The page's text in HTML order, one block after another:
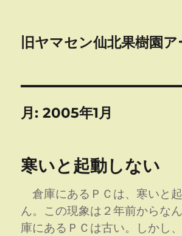
旧ヤマセン仙北果樹園
月:2005年1月
寒いと起動しない
倉庫にあるＰＣは、寒いと
ん。この現象は２年前から
庫にあるＰＣは古い。しかし